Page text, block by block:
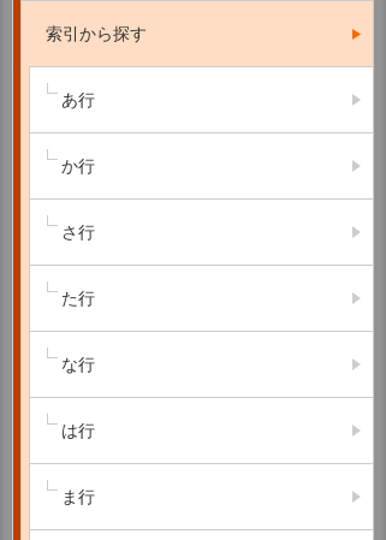
索引から探す
あ行
か行
さ行
た行
な行
は行
ま行